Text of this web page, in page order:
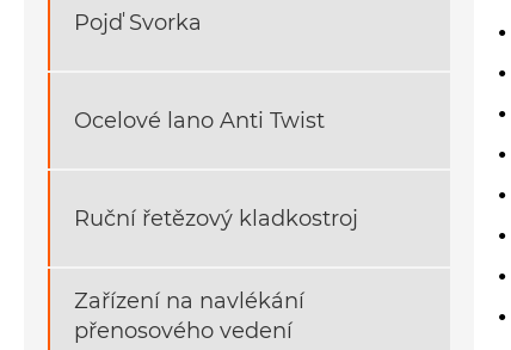
Pojď Svorka
Ocelové lano Anti Twist
Ruční řetězový kladkostroj
Zařízení na navlékání
přenosového vedení